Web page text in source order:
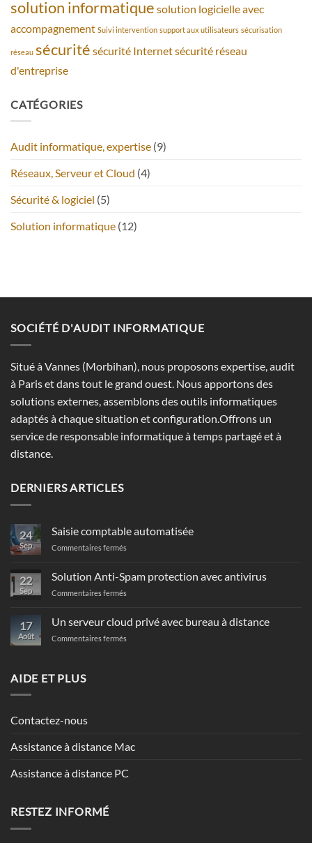
solution informatique solution logicielle avec
accompagnement Suivi intervention support aux utilisateurs sécurisation
réseau sécurité sécurité Internetsécurité réseau
d'entreprise
CATÉGORIES
Audit informatique, expertise (9)
Réseaux, Serveur et Cloud (4)
Sécurité & logiciel (5)
Solution informatique (12)
SOCIÉTÉ D'AUDIT INFORMATIQUE
Situé à Vannes (Morbihan), nous proposons expertise, audit
à Paris et dans tout le grand ouest. Nous apportons des
solutions externes, assemblons des outils informatiques
adaptés à chaque situation et configuration.Offrons un
service de responsable informatique à temps partagé et à
distance.
DERNIERS ARTICLES
24
Sep
Saisie comptable automatisée
Commentaires fermés
automatisée
22
Sep
Solution Anti-Spam protection avec antivirus
Commentaires fermés
Spam
protection
17
Août
Un serveur cloud privé avec bureau à distance
Commentaires fermés
AIDE ET PLUS
Contactez-nous
Assistance à distance Mac
Assistance à distance PC
RESTEZ INFORMÉ